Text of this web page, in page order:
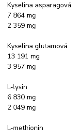
Kyselina asparagová
7 864 mg
2 359 mg
Kyselina glutamová
13 191 mg
3 957 mg
L-lysin
6 830 mg
2 049 mg
L-methionin